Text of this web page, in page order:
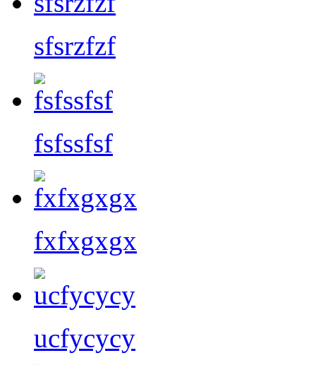
sfsrzfzf
fsfssfsf
fxfxgxgx
ucfycycy